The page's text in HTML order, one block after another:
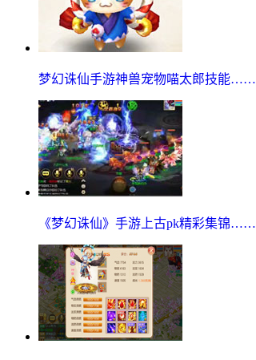
梦幻诛仙手游神兽宠物喵太郎技能……
《梦幻诛仙》手游上古pk精彩集锦……